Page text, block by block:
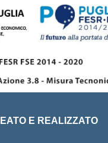
E REALIZZATO